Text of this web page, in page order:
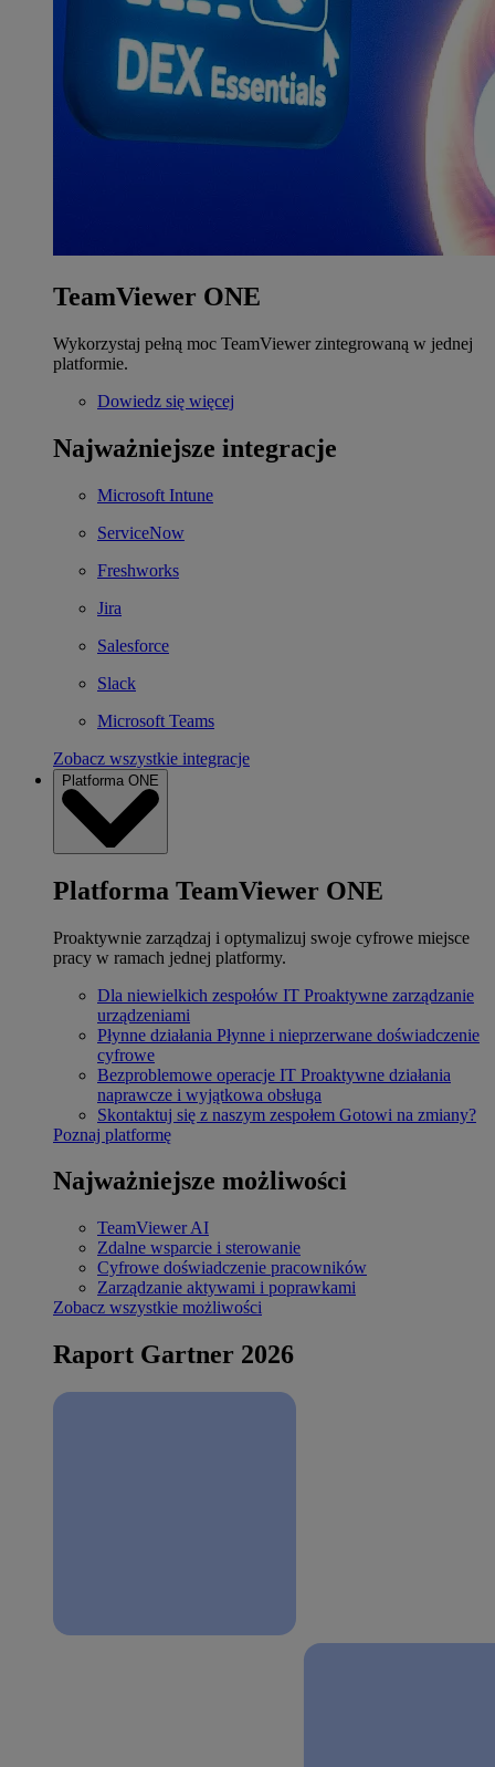
TeamViewer ONE
Wykorzystaj pełną moc TeamViewer zintegrowaną w jednej
platformie.
Dowiedz się więcej
Najważniejsze integracje
Microsoft Intune
ServiceNow
Freshworks
Jira
Salesforce
Slack
Microsoft Teams
Zobacz wszystkie integracje
Platforma ONE
Platforma TeamViewer ONE
Proaktywnie zarządzaj i optymalizuj swoje cyfrowe miejsce
pracy w ramach jednej platformy.
Dla niewielkich zespołów IT Proaktywne zarządzanie
urządzeniami
Płynne działania Płynne i nieprzerwane doświadczenie
cyfrowe
Bezproblemowe operacje IT Proaktywne działania
naprawcze i wyjątkowa obsługa
Skontaktuj się z naszym zespołem Gotowi na zmiany?
Poznaj platformę
Najważniejsze możliwości
TeamViewer AI
Zdalne wsparcie i sterowanie
Cyfrowe doświadczenie pracowników
Zarządzanie aktywami i poprawkami
Zobacz wszystkie możliwości
Raport Gartner 2026